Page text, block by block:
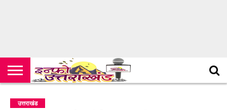
उत्तराखंड